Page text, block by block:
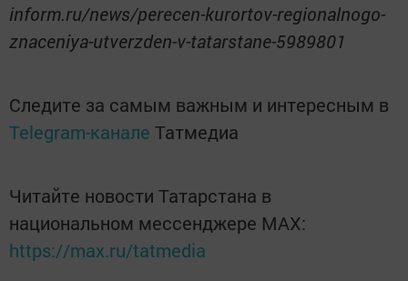
inform.ru/news/perecen-kurortov-regionalnogo-
znaceniya-utverzden-v-tatarstane-5989801
Следите за самым важным и интересным в
Telegram-канале Татмедиа
Читайте новости Татарстана в
национальном мессенджере MАХ:
https://max.ru/tatmedia